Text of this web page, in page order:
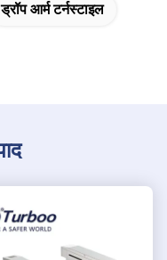
ड्रॉप आर्म टर्नस्टाइल